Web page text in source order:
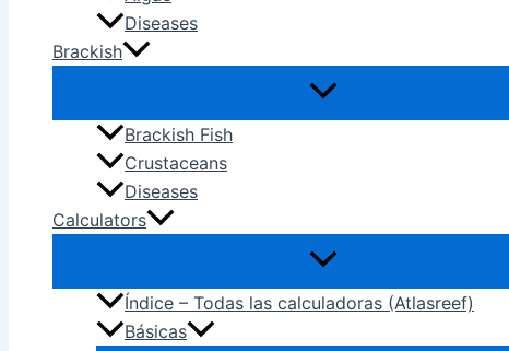
Diseases
Brackish
Brackish Fish
Crustaceans
Diseases
Calculators
Índice – Todas las calculadoras (Atlasreef)
Básicas